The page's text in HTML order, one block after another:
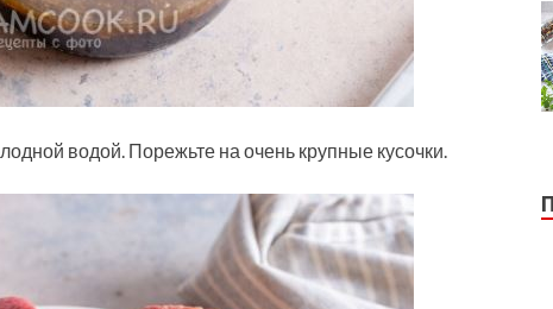
водой. Порежьте на очень крупные кусочки.